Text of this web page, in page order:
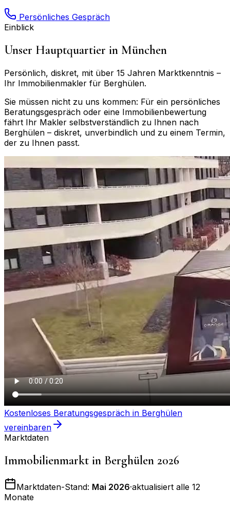
Persönliches Gespräch
Einblick
Unser Hauptquartier in München
Persönlich, diskret, mit über 15 Jahren Marktkenntnis –
Ihr Immobilienmakler für Berghülen.
Sie müssen nicht zu uns kommen: Für ein persönliches
Beratungsgespräch oder eine Immobilienbewertung
fährt Ihr Makler selbstverständlich zu Ihnen nach
Berghülen – diskret, unverbindlich und zu einem Termin,
der zu Ihnen passt.
Kostenloses Beratungsgespräch in Berghülen
vereinbaren
Marktdaten
Immobilienmarkt in Berghülen 2026
Marktdaten-Stand: Mai 2026·aktualisiert alle 12
Monate